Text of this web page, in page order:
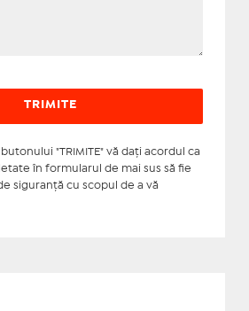
"TRIMITE" vă daţi acordul ca
în formularul de mai sus să fie
siguranţă cu scopul de a vă